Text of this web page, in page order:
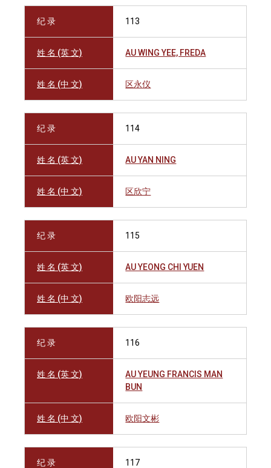
纪 录 113
姓 名 (英 文) AU WING YEE, FREDA
姓 名 (中 文) 区永仪
纪 录 114
姓 名 (英 文) AU YAN NING
姓 名 (中 文) 区欣宁
纪 录 115
姓 名 (英 文) AU YEONG CHI YUEN
姓 名 (中 文) 欧阳志远
纪 录 116
姓 名 (英 文)
AU YEUNG FRANCIS MAN
BUN
姓 名 (中 文) 欧阳文彬
纪 录 117